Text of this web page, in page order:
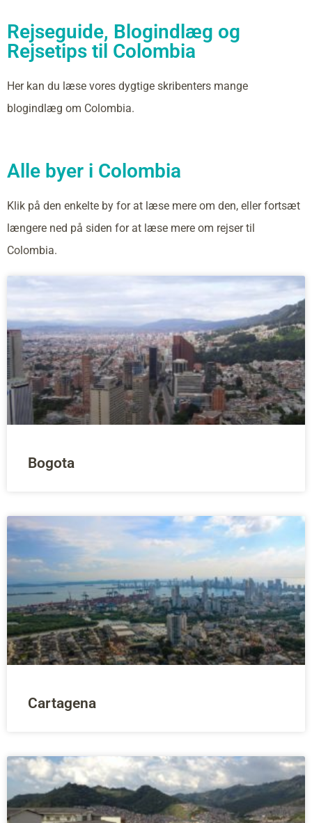
Rejseguide, Blogindlæg og
Rejsetips til Colombia
Her kan du læse vores dygtige skribenters mange
blogindlæg om Colombia.
Alle byer i Colombia
Klik på den enkelte by for at læse mere om den, eller fortsæt
længere ned på siden for at læse mere om rejser til
Colombia.
Bogota
Cartagena